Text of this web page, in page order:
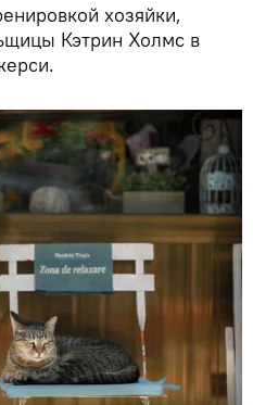
хозяйки,
Кэтрин Холмс в